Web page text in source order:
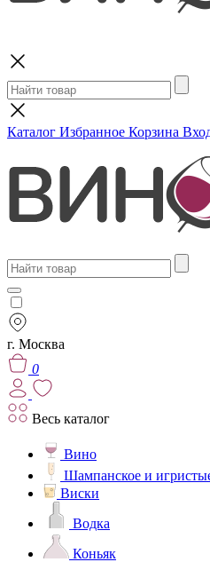
Каталог Избранное Корзина
г. Москва
0
Весь каталог
Вино
Шампанское и
Виски
Водка
Коньяк